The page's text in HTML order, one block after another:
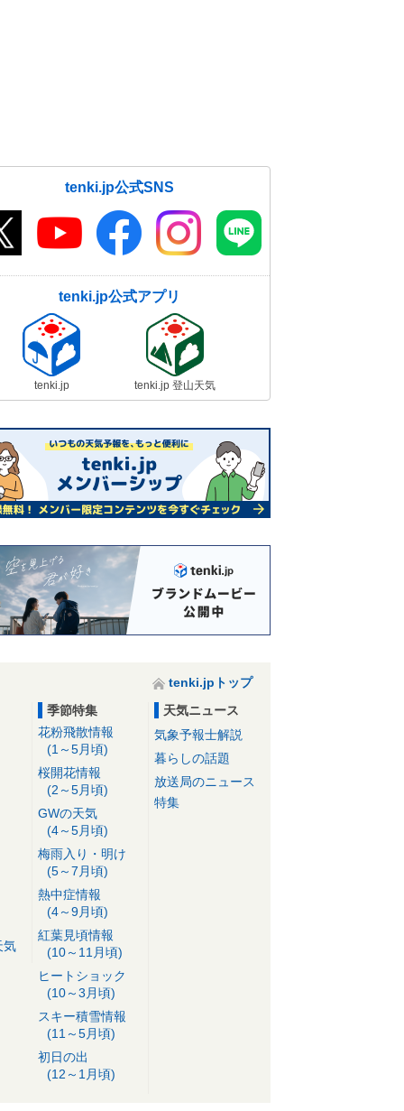
tenki.jp公式SNS
tenki.jp公式アプリ
tenki.jp tenki.jp 登山天気
tenki.jpトップ
気
季節特集
花粉飛散情報
(1～5月頃)
桜開花情報
(2～5月頃)
GWの天気
(4～5月頃)
梅雨入り・明け
(5～7月頃)
熱中症情報
(4～9月頃)
紅葉見頃情報
(10～11月頃)
ヒートショック
(10～3月頃)
スキー積雪情報
(11～5月頃)
初日の出
(12～1月頃)
天気ニュース
気象予報士解説
暮らしの話題
放送局のニュース
特集